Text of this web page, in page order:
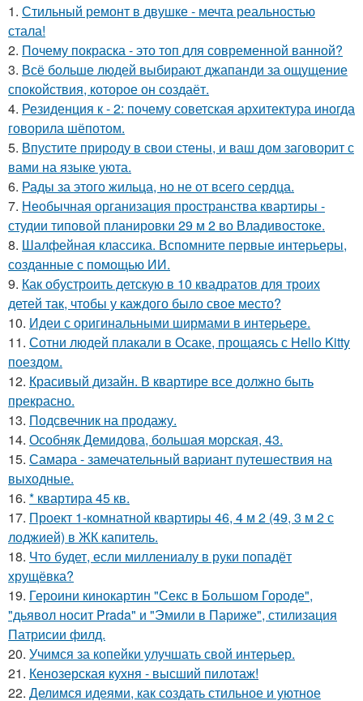
1. Стильный ремонт в двушке - мечта реальностью
стала!
2. Почему покраска - это топ для современной ванной?
3. Всё больше людей выбирают джапанди за ощущение
спокойствия, которое он создаёт.
4. Резиденция к - 2: почему советская архитектура иногда
говорила шёпотом.
5. Впустите природу в свои стены, и ваш дом заговорит с
вами на языке уюта.
6. Рады за этого жильца, но не от всего сердца.
7. Необычная организация пространства квартиры -
студии типовой планировки 29 м 2 во Владивостоке.
8. Шалфейная классика. Вспомните первые интерьеры,
созданные с помощью ИИ.
9. Как обустроить детскую в 10 квадратов для троих
детей так, чтобы у каждого было свое место?
10. Идеи с оригинальными ширмами в интерьере.
11. Сотни людей плакали в Осаке, прощаясь с Hello Kitty
поездом.
12. Красивый дизайн. В квартире все должно быть
прекрасно.
13. Подсвечник на продажу.
14. Особняк Демидова, большая морская, 43.
15. Самара - замечательный вариант путешествия на
выходные.
16. * квартира 45 кв.
17. Проект 1-комнатной квартиры 46, 4 м 2 (49, 3 м 2 с
лоджией) в ЖК капитель.
18. Что будет, если миллениалу в руки попадёт
хрущёвка?
19. Героини кинокартин "Секс в Большом Городе",
"дьявол носит Prada" и "Эмили в Париже", стилизация
Патрисии филд.
20. Учимся за копейки улучшать свой интерьер.
21. Кенозерская кухня - высший пилотаж!
22. Делимся идеями, как создать стильное и уютное